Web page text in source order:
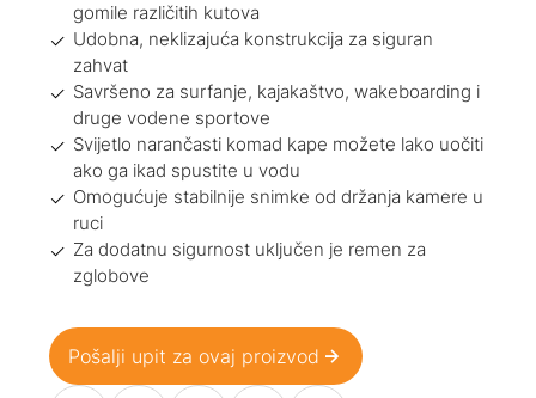
gomile različitih kutova
Udobna, neklizajuća konstrukcija za siguran
zahvat
Savršeno za surfanje, kajakaštvo, wakeboarding i
druge vodene sportove
Svijetlo narančasti komad kape možete lako uočiti
ako ga ikad spustite u vodu
Omogućuje stabilnije snimke od držanja kamere u
ruci
Za dodatnu sigurnost uključen je remen za
zglobove
Pošalji upit za ovaj proizvod